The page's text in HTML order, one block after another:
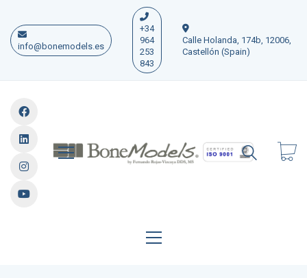
info@bonemodels.es
+34
964
253
843
Calle Holanda, 174b, 12006,
Castellón (Spain)